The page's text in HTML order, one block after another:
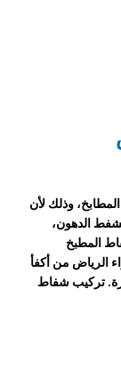
وذلك لأن
الدهون،
المطبخ
الرياض من أكفأ
تركيب شفاط